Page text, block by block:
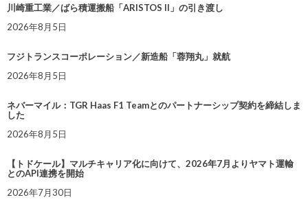
川崎重工業／ばら積運搬船「ARISTOS II」の引き渡し
2026年8月5日
フジトランスコーポレーション／新造船「蓉翔丸」就航
2026年8月5日
ネバーマイル：TGR Haas F1 Teamとのパートナーシップ契約を締結しま
した
2026年8月5日
【トドケール】マルチキャリア化に向けて、2026年7月よりヤマト運輸
とのAPI連携を開始
2026年7月30日